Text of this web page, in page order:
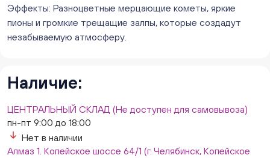
Слава. Копейск, пр.Славы 8/1 (Копейск, пр. Славы
8/1, ТЦ "Слава")
ежедневно с 10:00 до 20:00
Нет в наличии
Сталеваров 5(ЦВЕТЫ) (г. Челябинск, ул. Сталеваров
ежедневно с 10:00 до 20:00
Мало
Эффекты: Разноцветные мерцающие кометы, яркие
пионы и громкие трещащие залпы, которые создадут
незабываемую атмосферу.
Наличие:
ЦЕНТРАЛЬНЫЙ СКЛАД (Не доступен для самовывоза)
пн-пт 9:00 до 18:00
Нет в наличии
Алмаз 1. Копейское шоссе 64/1 (г. Челябинск, Копейское